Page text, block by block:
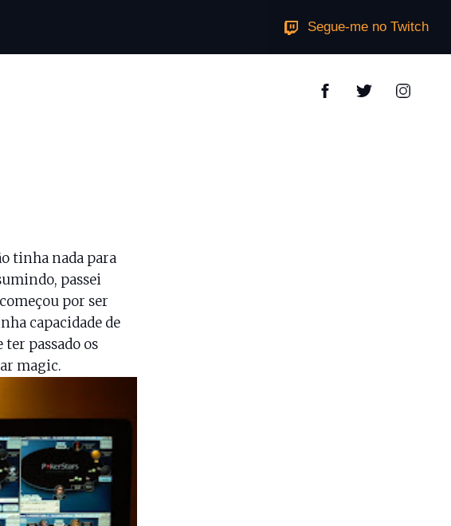
Segue-me no Twitch
tinha nada para
passei
por ser
capacidade de
passado os
magic.